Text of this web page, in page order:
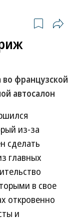
французской
автосалон
из-за
сделать
главных
в свое
откровенно
и